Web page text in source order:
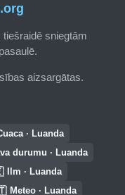
sniegtām
aizsargātas.
· Luanda
durumu · Luanda
Ilm · Luanda
Meteo · Luanda